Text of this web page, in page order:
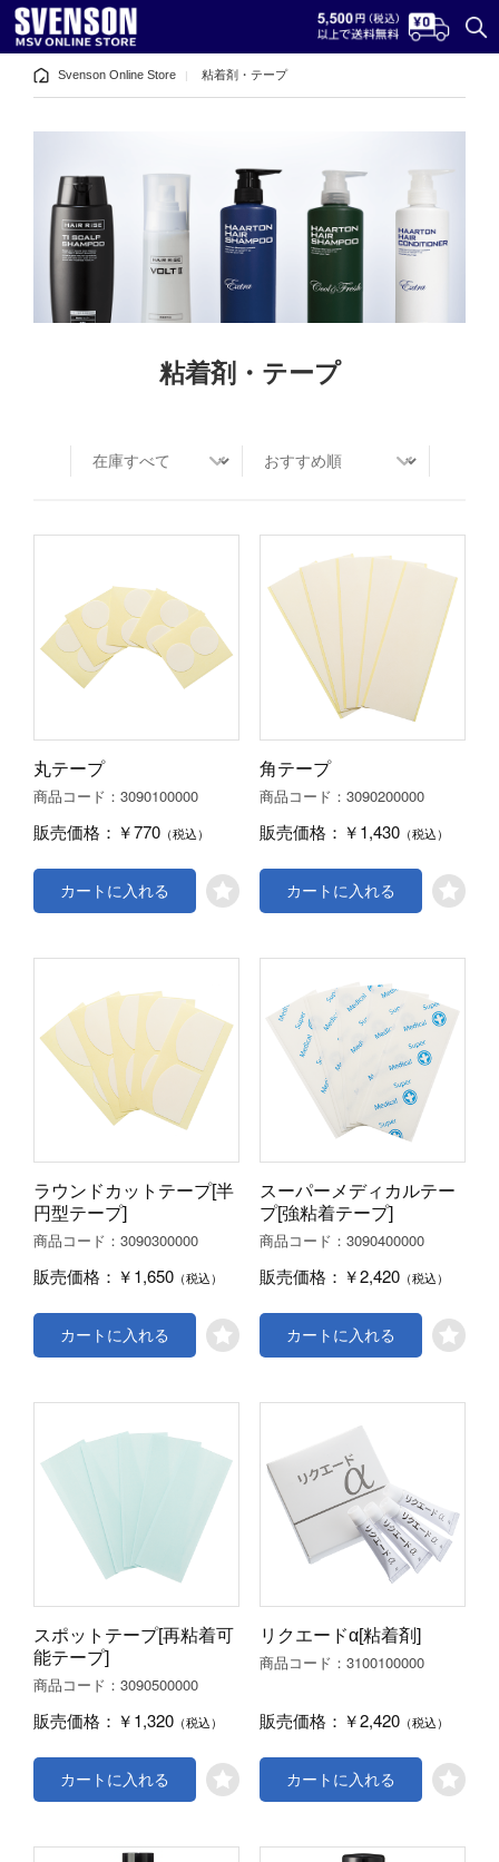
Svenson Online Store 粘着剤・テープ
粘着剤・テープ
丸テープ
商品コード：3090100000
販売価格： ￥770 （税込）
カートに入れる
角テープ
商品コード：3090200000
販売価格： ￥1,430 （税込）
カートに入れる
ラウンドカットテープ[半
円型テープ]
商品コード：3090300000
販売価格： ￥1,650 （税込）
カートに入れる
スーパーメディカルテー
プ[強粘着テープ]
商品コード：3090400000
販売価格： ￥2,420 （税込）
カートに入れる
スポットテープ[再粘着可
能テープ]
商品コード：3090500000
販売価格： ￥1,320 （税込）
カートに入れる
リクエードα[粘着剤]
商品コード：3100100000
販売価格： ￥2,420 （税込）
カートに入れる